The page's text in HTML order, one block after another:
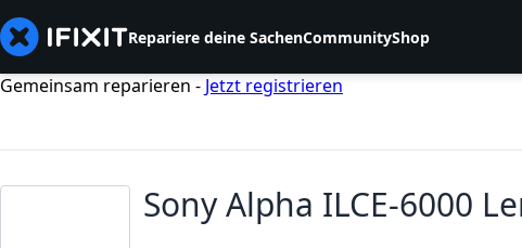
Repariere deine SachenCommunityShop
Gemeinsam reparieren - Jetzt registrieren
Sony Alpha ILCE-6000